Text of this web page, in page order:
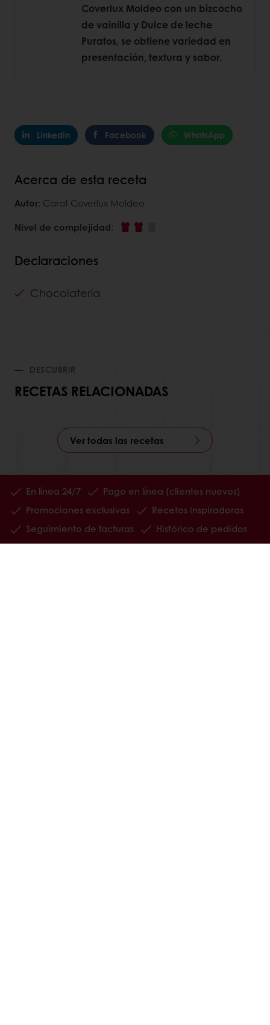
Coverlux Moldeo con un bizcocho
de vainilla y Dulce de leche
Puratos, se obtiene variedad en
presentación, textura y sabor.
Linkedin Facebook WhatsApp
Acerca de esta receta
Autor: Carat Coverlux Moldeo
Nivel de complejidad:
Declaraciones
Chocolatería
DESCUBRIR
RECETAS RELACIONADAS
Ver todas las recetas
En línea 24/7
Pago en línea (clientes nuevos)
Promociones exclusivas
Recetas inspiradoras
Seguimiento de facturas
Histórico de pedidos